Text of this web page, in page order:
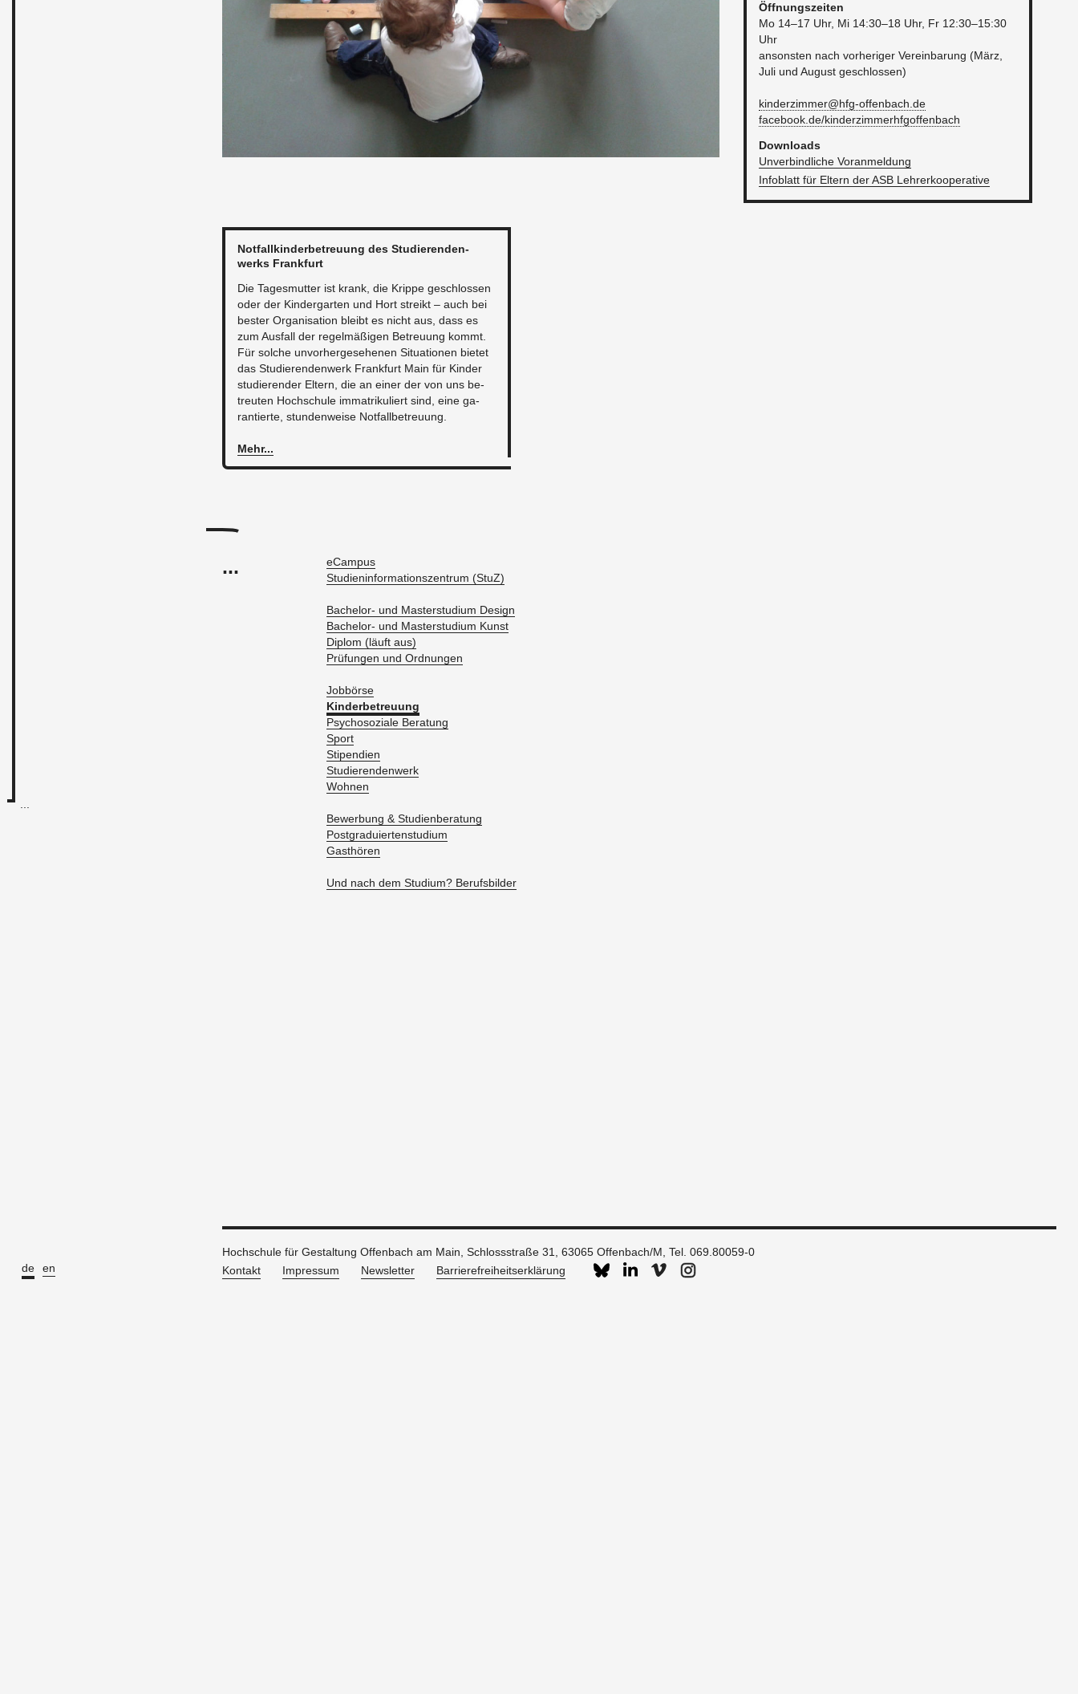
de en
Öff­nungs­zei­ten
Mo 14–17 Uhr, Mi 14:30–18 Uhr, Fr 12:30–15:30
Uhr
an­sons­ten nach vor­he­ri­ger Ver­ein­ba­rung (März,
Juli und Au­gust ge­schlos­sen)
kin​derz​imme​r@​hfg-​offenbach.​de
facebook.​de/​kin​derz​imme​rhfg​offe​nbac​h
Down­loads
Un­ver­bind­li­che Vor­an­mel­dung
In­fo­blatt für El­tern der ASB Leh­rer­ko­ope­ra­ti­ve
Not­fall­kin­der­be­treu­ung des Stu­die­ren­den­
werks Frank­furt
Die Ta­ges­mut­ter ist krank, die Krip­pe ge­schlos­sen
oder der Kin­der­gar­ten und Hort streikt – auch bei
bes­ter Or­ga­ni­sa­ti­on bleibt es nicht aus, dass es
zum Aus­fall der re­gel­mä­ßi­gen Be­treu­ung kommt.
Für sol­che un­vor­her­ge­se­he­nen Si­tua­tio­nen bie­tet
das Stu­die­ren­den­werk Frank­furt Main für Kin­der
stu­die­ren­der El­tern, die an einer der von uns be­
treu­ten Hoch­schu­le im­ma­tri­ku­liert sind, eine ga­
ran­tier­te, stun­den­wei­se Not­fall­be­treu­ung.
Mehr...
...
eCam­pus
Stu­di­en­in­for­ma­ti­ons­zen­trum (StuZ)
Ba­che­lor- und Mas­ter­stu­di­um De­sign
Ba­che­lor- und Mas­ter­stu­di­um Kunst
Di­plom (läuft aus)
Prü­fun­gen und Ord­nun­gen
Job­bör­se
Kin­der­be­treu­ung
Psy­cho­so­zia­le Be­ra­tung
Sport
Sti­pen­di­en
Stu­die­ren­den­werk
Woh­nen
Be­wer­bung & Stu­di­en­be­ra­tung
Post­gra­du­ier­ten­stu­di­um
Gast­hö­ren
Und nach dem Stu­di­um? Be­rufs­bil­der
Hochschule für Gestaltung Offenbach am Main, Schlossstraße 31, 63065 Offenbach/M, Tel. 069.80059-0
Kontakt
Impressum Newsletter Barrierefreiheitserklärung